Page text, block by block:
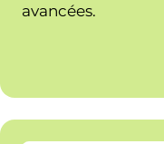
avancées.